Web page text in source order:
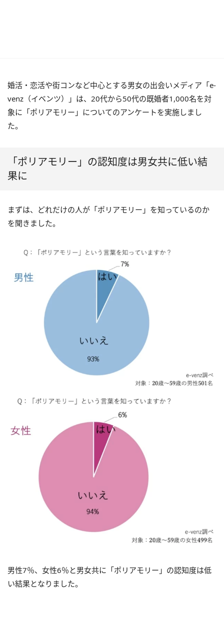
婚活・恋活や街コンなど中心とする男女の出会いメディア「e-
venz（イベンツ）」は、20代から50代の既婚者1,000名を対
象に「ポリアモリー」についてのアンケートを実施しまし
た。
「ポリアモリー」の認知度は男女共に低い結
果に
まずは、どれだけの人が「ポリアモリー」を知っているのか
を聞きました。
男性7％、女性6％と男女共に「ポリアモリー」の認知度は低
い結果となりました。